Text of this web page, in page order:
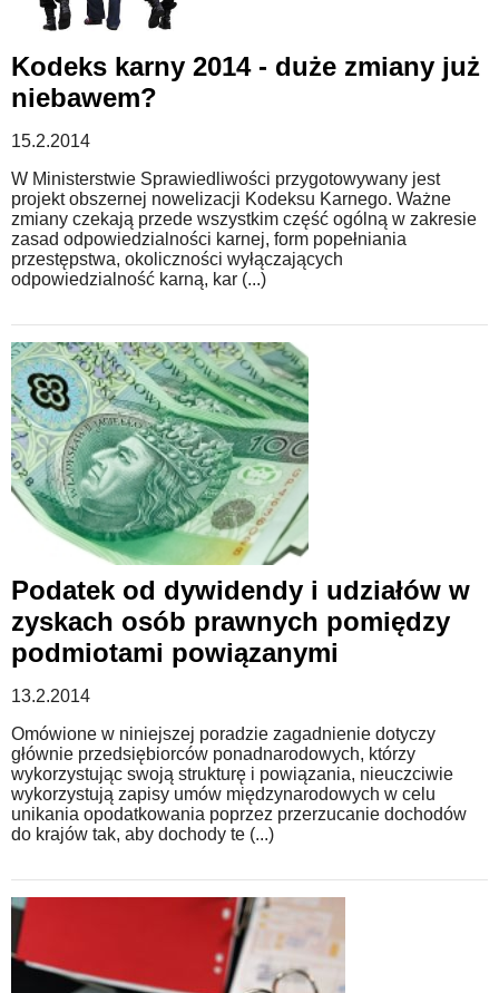
Kodeks karny 2014 - duże zmiany już
niebawem?
15.2.2014
W Ministerstwie Sprawiedliwości przygotowywany jest
projekt obszernej nowelizacji Kodeksu Karnego. Ważne
zmiany czekają przede wszystkim część ogólną w zakresie
zasad odpowiedzialności karnej, form popełniania
przestępstwa, okoliczności wyłączających
odpowiedzialność karną, kar (...)
Podatek od dywidendy i udziałów w
zyskach osób prawnych pomiędzy
podmiotami powiązanymi
13.2.2014
Omówione w niniejszej poradzie zagadnienie dotyczy
głównie przedsiębiorców ponadnarodowych, którzy
wykorzystując swoją strukturę i powiązania, nieuczciwie
wykorzystują zapisy umów międzynarodowych w celu
unikania opodatkowania poprzez przerzucanie dochodów
do krajów tak, aby dochody te (...)